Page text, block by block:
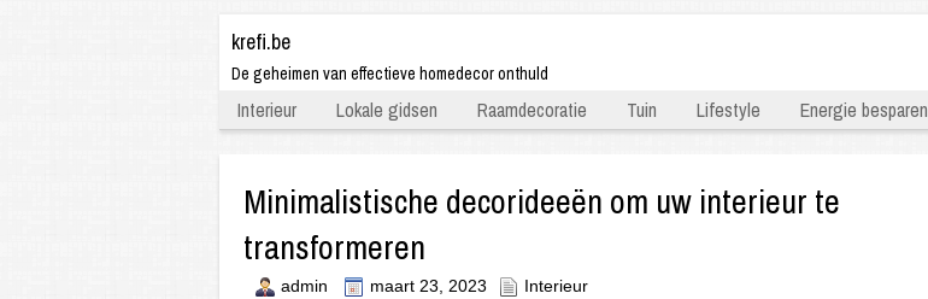
krefi.be
De geheimen van effectieve homedecor onthuld
Interieur Lokale gidsen Raamdecoratie Tuin Lifestyle Energie besparen
Minimalistische decorideeën om uw interieur te
transformeren
admin maart 23, 2023 Interieur